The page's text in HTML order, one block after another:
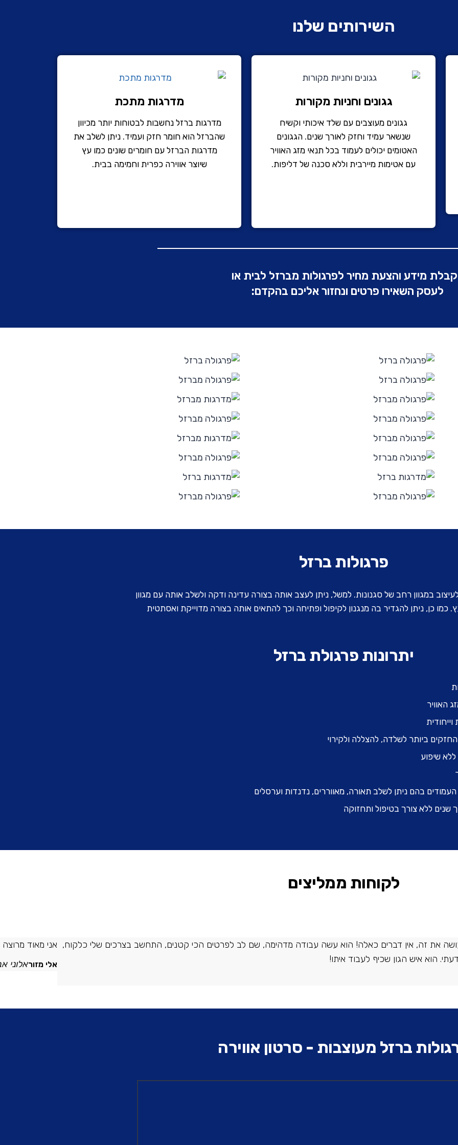
השירותים שלנו
גגונים וחניות מקורות
גגונים מעוצבים עם שלד איכותי וקשיח
שנשאר עמיד וחזק לאורך שנים. הגגונים
האטומים יכולים לעמוד בכל תנאי מזג האוויר
עם אטימות מיירבית וללא סכנה של דליפות.
מדרגות מתכת
מדרגות ברזל נחשבות לבטוחות יותר מכיוון
שהברזל הוא חומר חזק ועמיד. ניתן לשלב את
מדרגות הברזל עם חומרים שונים כמו עץ
שיוצר אווירה כפרית וחמימה בבית.
מידע והצעת מחיר לפרגולות מברזל לבית או
לעסק השאירו פרטים ונחזור אליכם בהקדם:
פרגולות ברזל
במגוון רחב של סגנונות. למשל, ניתן לעצב אותה בצורה עדינה ודקה ולשלב אותה עם מגוון
כמו כן, ניתן להגדיר בה מנגנון לקיפול ופתיחה וכך להתאים אותה בצורה מדוייקת ואסתטית
יתרונות פרגולת ברזל
האוויר
ביותר לשלדה, להצללה ולקירוי
שיפוע
בהם ניתן לשלב תאורה, מאווררים, נדנדות וערסלים
ללא צורך בטיפול ותחזוקה
לקוחות ממליצים
עושה את זה, אין דברים כאלה! הוא עשה עבודה מדהימה, שם לב לפרטים הכי קטנים, התחשב בצרכים שלי כלקוח,
הוא איש הגון שכיף לעבוד איתו!
אני מאוד
אלי מזוראלוני
ברזל מעוצבות - סרטון אווירה